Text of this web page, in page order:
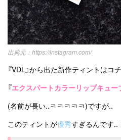
https://instagram.com/
『VDL』から出た新作ティントはコ
『エクスパートカラーリップキュ
(名前が長い..ㅋㅋㅋㅋㅋ)ですが..
このティントが優秀すぎるんです